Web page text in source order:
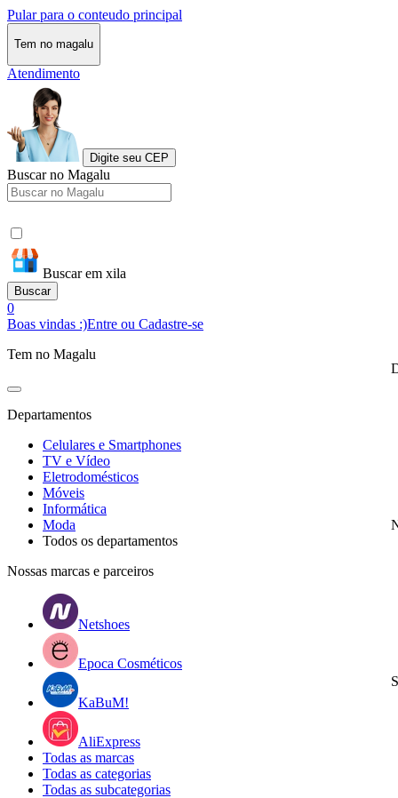
Pular para o conteudo principal
Tem no magalu
Atendimento
Digite seu CEP
Buscar no Magalu
Buscar em xila
Buscar
0
Boas vindas :)Entre ou Cadastre-se
Tem no Magalu
Departamentos
Celulares e Smartphones
TV e Vídeo
Eletrodomésticos
Móveis
Informática
Moda
Todos os departamentos
Nossas marcas e parceiros
Netshoes
Epoca Cosméticos
KaBuM!
AliExpress
Todas as marcas
Todas as categorias
Todas as subcategorias